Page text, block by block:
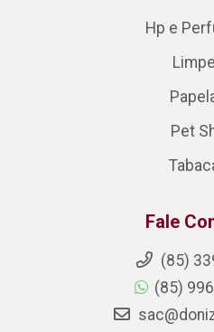
Hp e
Pet
Fale
(85)
(85)